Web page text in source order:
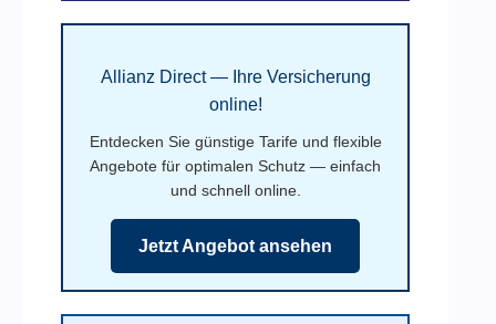
Allianz Direct — Ihre Versicherung
online!
Entdecken Sie günstige Tarife und flexible
Angebote für optimalen Schutz — einfach
und schnell online.
Jetzt Angebot ansehen